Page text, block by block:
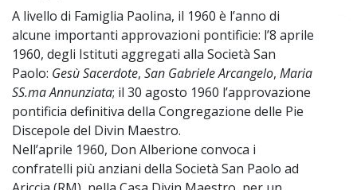
A livello di Famiglia Paolina, il 1960 è l’anno di
alcune importanti approvazioni pontificie: l’8 aprile
1960, degli Istituti aggregati alla Società San
Paolo: Gesù Sacerdote, San Gabriele Arcangelo, Maria
SS.ma Annunziata; il 30 agosto 1960 l’approvazione
pontificia definitiva della Congregazione delle Pie
Discepole del Divin Maestro.
Nell’aprile 1960, Don Alberione convoca i
confratelli più anziani della Società San Paolo ad